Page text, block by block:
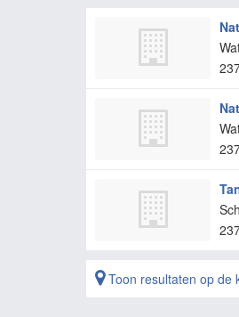
Toon resultaten op de